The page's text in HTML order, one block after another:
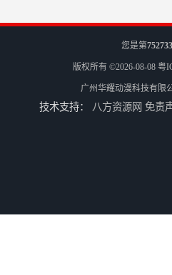
您是第752733
版权所有 ©2026-08-08 粤
广州华耀动漫科技有限
技术支持： 八方资源网 免责